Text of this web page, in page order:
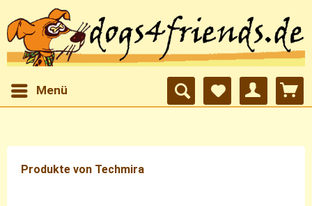
Menü
Produkte von Techmira